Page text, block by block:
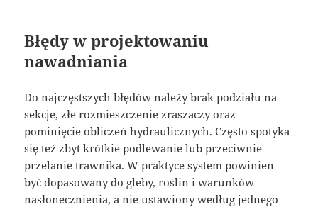
Błędy w projektowaniu
nawadniania
Do najczęstszych błędów należy brak podziału na
sekcje, złe rozmieszczenie zraszaczy oraz
pominięcie obliczeń hydraulicznych. Często spotyka
się też zbyt krótkie podlewanie lub przeciwnie –
przelanie trawnika. W praktyce system powinien
być dopasowany do gleby, roślin i warunków
nasłonecznienia, a nie ustawiony według jednego